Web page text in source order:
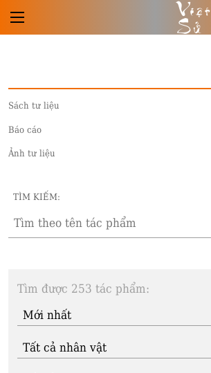
Việt
Sử
Sách tư liệu
Báo cáo
Ảnh tư liệu
TÌM KIẾM:
Tìm được 253 tác phẩm: